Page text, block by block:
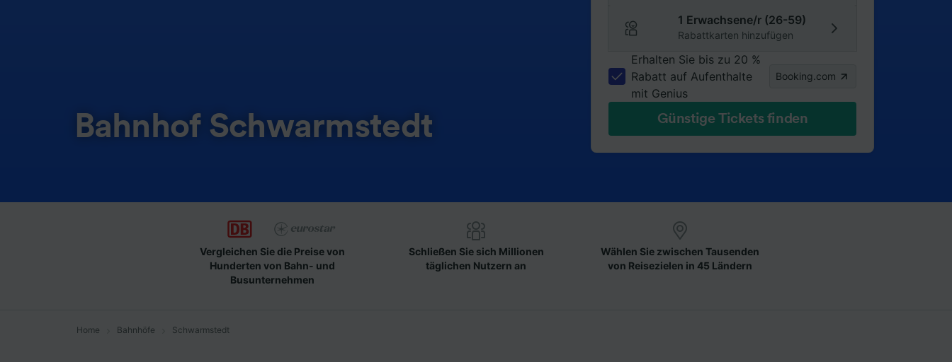
Bahnhof Schwarmstedt
1 Erwachsene/r (26-59)
Rabattkarten hinzufügen
Erhalten Sie bis zu 20 %
Rabatt auf Aufenthalte
mit Genius
Booking.com
Günstige Tickets finden
Vergleichen Sie die Preise von
Hunderten von Bahn- und
Busunternehmen
Schließen Sie sich Millionen
täglichen Nutzern an
Wählen Sie zwischen Tausenden
von Reisezielen in 45 Ländern
Home Bahnhöfe Schwarmstedt